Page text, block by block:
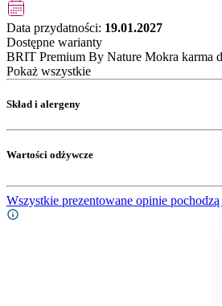
Data przydatności: 19.01.2027
Dostępne warianty
BRIT Premium By Nature Mokra karma
Pokaż wszystkie
Skład i alergeny
Wartości odżywcze
Wszystkie prezentowane opinie